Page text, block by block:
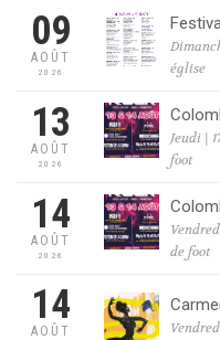
09
AOÛT
2026
église
13
AOÛT
2026
Jeudi |
foot
14
AOÛT
2026
de foot
14
AOÛT